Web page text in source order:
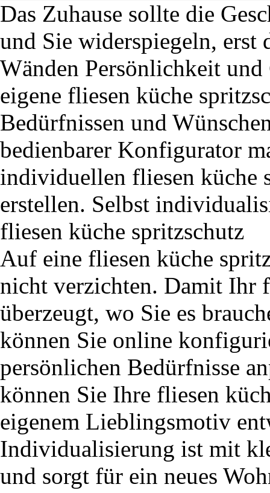
Das Zuhause sollte die
und Sie widerspiegeln, erst
Wänden Persönlichkeit
eigene fliesen küche
Bedürfnissen und
bedienbarer Konfigurator
individuellen fliesen küche
erstellen. Selbst
fliesen küche spritzschutz
Auf eine fliesen küche
nicht verzichten. Damit Ihr
überzeugt, wo Sie es
können Sie online
persönlichen Bedürfnisse
können Sie Ihre fliesen
eigenem Lieblingsmotiv
Individualisierung ist mit
und sorgt für ein neues